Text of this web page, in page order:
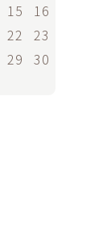
15
16
22
23
29
30